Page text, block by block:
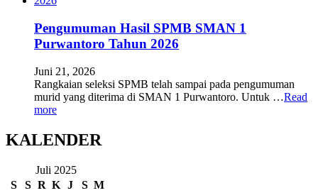
Pengumuman Hasil SPMB SMAN 1
Purwantoro Tahun 2026
Juni 21, 2026
Rangkaian seleksi SPMB telah sampai pada pengumuman
murid yang diterima di SMAN 1 Purwantoro. Untuk …Read
more
KALENDER
Juli 2025
S
S R K J S M